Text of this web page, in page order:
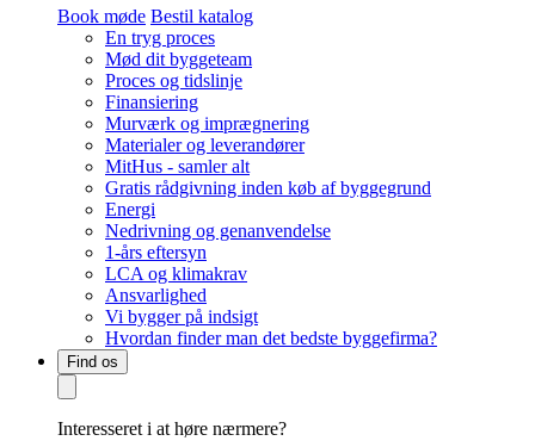
Book møde Bestil katalog
En tryg proces
Mød dit byggeteam
Proces og tidslinje
Finansiering
Murværk og imprægnering
Materialer og leverandører
MitHus - samler alt
Gratis rådgivning inden køb af byggegrund
Energi
Nedrivning og genanvendelse
1-års eftersyn
LCA og klimakrav
Ansvarlighed
Vi bygger på indsigt
Hvordan finder man det bedste byggefirma?
Find os
Interesseret i at høre nærmere?